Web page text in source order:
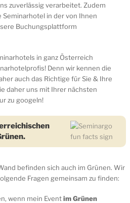
zuverlässig verarbeitet. Zudem
in der von Ihnen
Buchungsplattform
in ganz Österreich
Denn wir kennen die
auch das Richtige für Sie & Ihre
daher uns mit Ihrer nächsten
zu googeln!
befinden sich auch im Grünen. Wir
Fragen gemeinsam zu finden:
wenn mein Eventim Grünen